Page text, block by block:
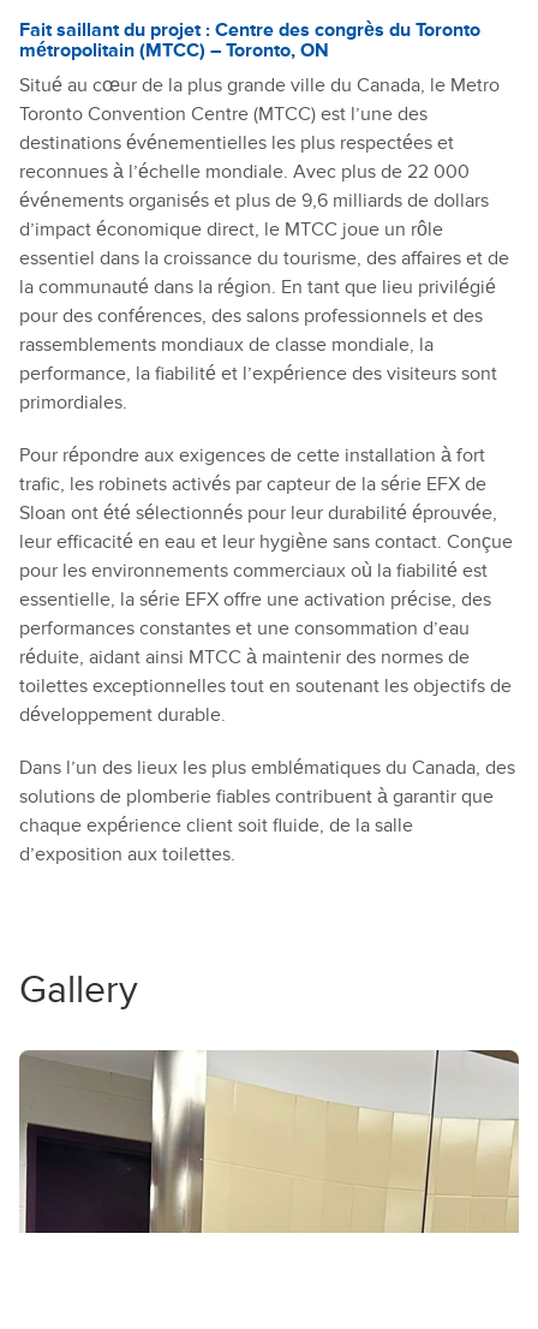
Fait saillant du projet : Centre des congrès du Toronto
métropolitain (MTCC) – Toronto, ON
Situé au cœur de la plus grande ville du Canada, le Metro
Toronto Convention Centre (MTCC) est l’une des
destinations événementielles les plus respectées et
reconnues à l’échelle mondiale. Avec plus de 22 000
événements organisés et plus de 9,6 milliards de dollars
d’impact économique direct, le MTCC joue un rôle
essentiel dans la croissance du tourisme, des affaires et de
la communauté dans la région. En tant que lieu privilégié
pour des conférences, des salons professionnels et des
rassemblements mondiaux de classe mondiale, la
performance, la fiabilité et l’expérience des visiteurs sont
primordiales.
Pour répondre aux exigences de cette installation à fort
trafic, les robinets activés par capteur de la série EFX de
Sloan ont été sélectionnés pour leur durabilité éprouvée,
leur efficacité en eau et leur hygiène sans contact. Conçue
pour les environnements commerciaux où la fiabilité est
essentielle, la série EFX offre une activation précise, des
performances constantes et une consommation d’eau
réduite, aidant ainsi MTCC à maintenir des normes de
toilettes exceptionnelles tout en soutenant les objectifs de
développement durable.
Dans l’un des lieux les plus emblématiques du Canada, des
solutions de plomberie fiables contribuent à garantir que
chaque expérience client soit fluide, de la salle
d’exposition aux toilettes.
Gallery